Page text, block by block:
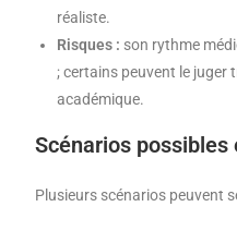
réaliste.
Risques : son rythme
; certains peuvent le juger
académique.
Scénarios
Plusieurs scénarios peuvent